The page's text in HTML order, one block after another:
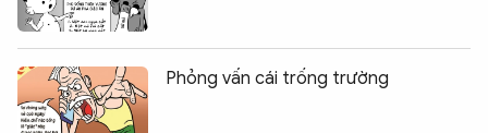
Phỏng vấn cái trống trường